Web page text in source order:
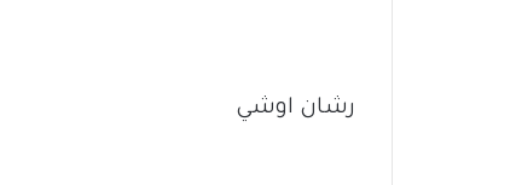
رشان اوشي